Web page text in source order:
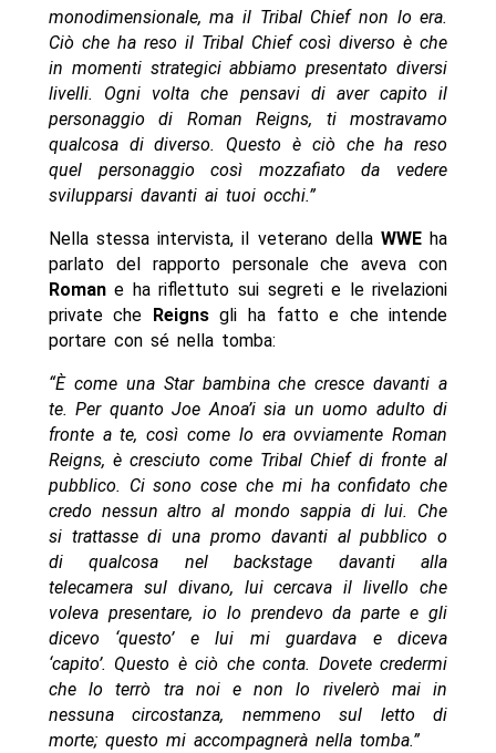
monodimensionale, ma il Tribal Chief non lo era.
Ciò che ha reso il Tribal Chief così diverso è che
in momenti strategici abbiamo presentato diversi
livelli. Ogni volta che pensavi di aver capito il
personaggio di Roman Reigns, ti mostravamo
qualcosa di diverso. Questo è ciò che ha reso
quel personaggio così mozzafiato da vedere
svilupparsi davanti ai tuoi occhi.”
Nella stessa intervista, il veterano della WWEha
parlato del rapporto personale che aveva con
Romane ha riflettuto sui segreti e le rivelazioni
private che
Reignsgli ha fatto e che intende
portare con sé nella tomba:
“È come una Star bambina che cresce davanti a
te. Per quanto Joe Anoa’i sia un uomo adulto di
fronte a te, così come lo era ovviamente Roman
Reigns, è cresciuto come Tribal Chief di fronte al
pubblico. Ci sono cose che mi ha confidato che
credo nessun altro al mondo sappia di lui. Che
si trattasse di una promo davanti al pubblico o
di qualcosa nel backstage davanti alla
telecamera sul divano, lui cercava il livello che
voleva presentare, io lo prendevo da parte e gli
dicevo ‘questo’ e lui mi guardava e diceva
‘capito’. Questo è ciò che conta. Dovete credermi
che lo terrò tra noi e non lo rivelerò mai in
nessuna circostanza, nemmeno sul letto di
morte; questo mi accompagnerà nella tomba.”